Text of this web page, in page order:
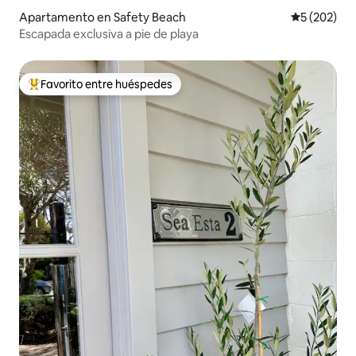
Apartamento en Safety Beach
5 (202)
Escapada exclusiva a pie de playa
Favorito entre huéspedes preferido
Favorito entre huéspedes